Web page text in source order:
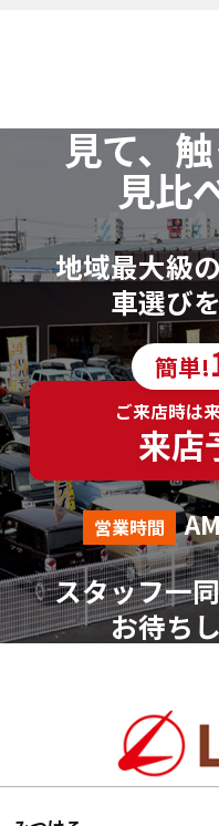
当社は、当該資料
情報の利用目的の通
の停止（以下「開示
開示等に関するお問
くは、以下個人情報相
6．個人情報の取得に
ご入力は任意です
入力いただいた個人
資料請求およびお問
がございます。
7．その他
本人が容易に認識で
得は行っておりません
個人情報に関する相談
（平日AM10:00～
見て、
見比
地域最大級
車選び
簡単!
ご来店時は
来店
営業時間
スタッフ一
お待ち